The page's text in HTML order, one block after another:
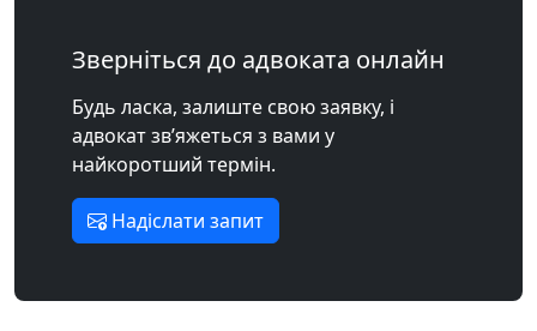
Зверніться до адвоката онлайн
Будь ласка, залиште свою заявку, і
адвокат зв’яжеться з вами у
найкоротший термін.
Надіслати запит